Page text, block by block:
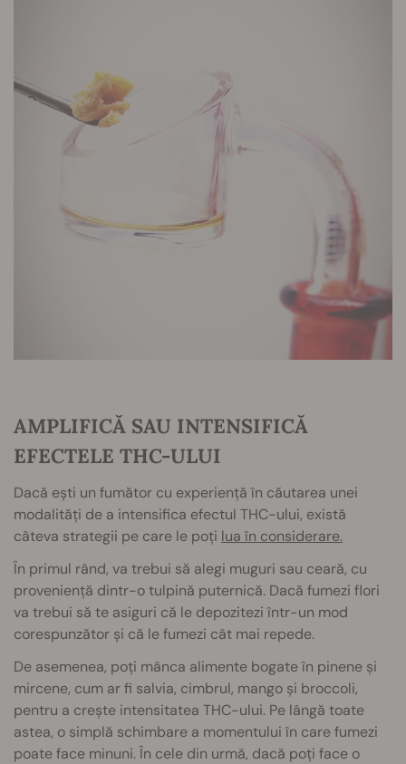
AMPLIFICĂ SAU INTENSIFICĂ
EFECTELE THC-ULUI
Dacă ești un fumător cu experiență în căutarea unei
modalități de a intensifica efectul THC-ului, există
câteva strategii pe care le poți lua în considerare.
În primul rând, va trebui să alegi muguri sau ceară, cu
proveniență dintr-o tulpină puternică. Dacă fumezi flori
va trebui să te asiguri că le depozitezi într-un mod
corespunzător și că le fumezi cât mai repede.
De asemenea, poți mânca alimente bogate în pinene și
mircene, cum ar fi salvia, cimbrul, mango și broccoli,
pentru a crește intensitatea THC-ului. Pe lângă toate
astea, o simplă schimbare a momentului în care fumezi
poate face minuni. În cele din urmă, dacă poți face o